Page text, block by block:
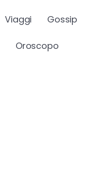
Viaggi Gossip
Oroscopo